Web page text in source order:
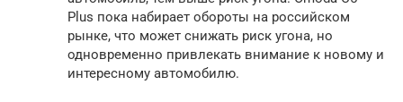
Plus пока набирает обороты на российском
рынке, что может снижать риск угона, но
одновременно привлекать внимание к новому и
интересному автомобилю.